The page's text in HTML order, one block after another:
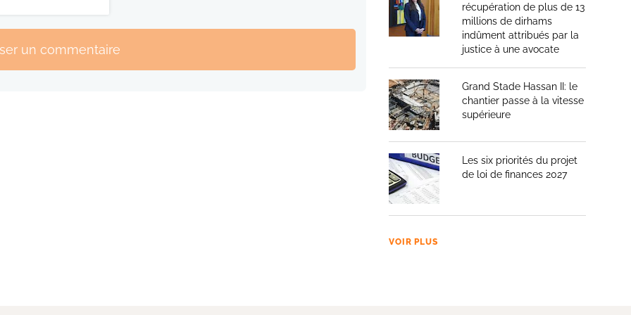
un commentaire
récupération de plus de 13
millions de dirhams
indûment attribués par la
justice à une avocate
Grand Stade Hassan II: le
chantier passe à la vitesse
supérieure
Les six priorités du projet
de loi de finances 2027
VOIR PLUS